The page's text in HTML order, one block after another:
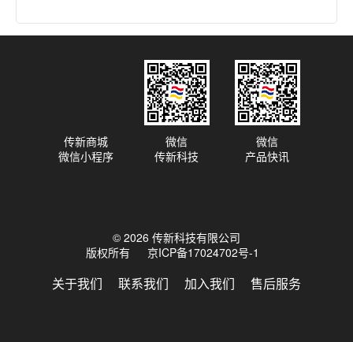
2021.06.02
© 2026 传新科技有限公司
版权所有
京ICP备17024702号-1
关于我们 联系我们 加入我们 售后服务
传新商城
微信小程序
微信
传新科技
微信
产品快讯